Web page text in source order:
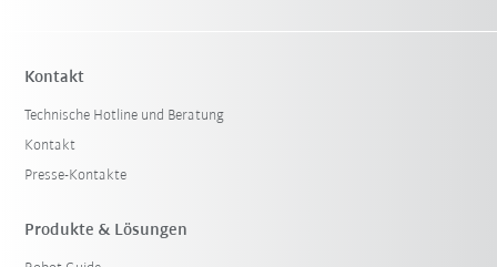
Kontakt
Technische Hotline und Beratung
Kontakt
Presse-Kontakte
Produkte & Lösungen